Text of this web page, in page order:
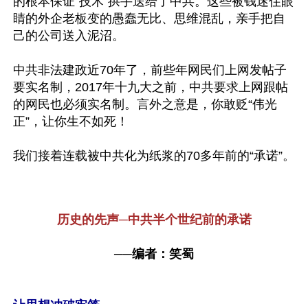
睛的外企老板变的愚蠢无比、思维混乱，亲手把自
己的公司送入泥沼。
中共非法建政近70年了，前些年网民们上网发帖子
要实名制，2017年十九大之前，中共要求上网跟帖
的网民也必须实名制。言外之意是，你敢贬“伟光
正”，让你生不如死！
我们接着连载被中共化为纸浆的70多年前的“承诺”。
历史的先声─中共半个世纪前的承诺
──编者：笑蜀